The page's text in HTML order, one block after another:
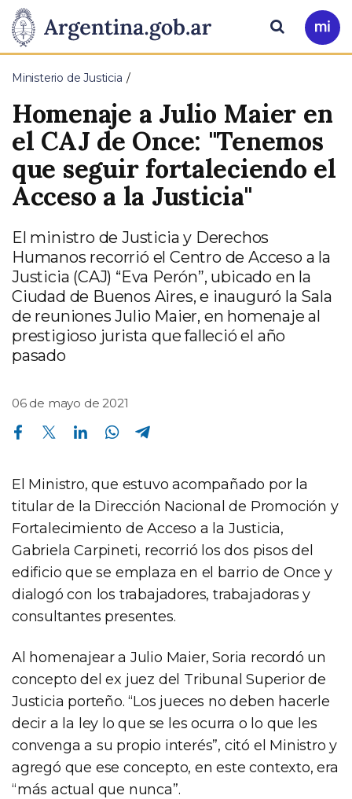
Presidencia
de
la
Nación
Pasar al contenido principal
Ir
a
Buscar
Ministerio de Justicia
Homenaje a Julio Maier en
el CAJ de Once: "Tenemos
que seguir fortaleciendo el
Acceso a la Justicia"
El ministro de Justicia y Derechos
Humanos recorrió el Centro de Acceso a la
Justicia (CAJ) “Eva Perón”, ubicado en la
Ciudad de Buenos Aires, e inauguró la Sala
de reuniones Julio Maier, en homenaje al
prestigioso jurista que falleció el año
pasado
06 de mayo de 2021
Compartir en Facebook Compartir en Twitter Compartir en Linkedin Compartir en Whatsapp
El Ministro, que estuvo acompañado por la
titular de la Dirección Nacional de Promoción y
Fortalecimiento de Acceso a la Justicia,
Gabriela Carpineti, recorrió los dos pisos del
edificio que se emplaza en el barrio de Once y
dialogó con los trabajadores, trabajadoras y
consultantes presentes.
Al homenajear a Julio Maier, Soria recordó un
concepto del ex juez del Tribunal Superior de
Justicia porteño. “Los jueces no deben hacerle
decir a la ley lo que se les ocurra o lo que les
convenga a su propio interés”, citó el Ministro y
agregó que ese concepto, en este contexto, era
“más actual que nunca”.